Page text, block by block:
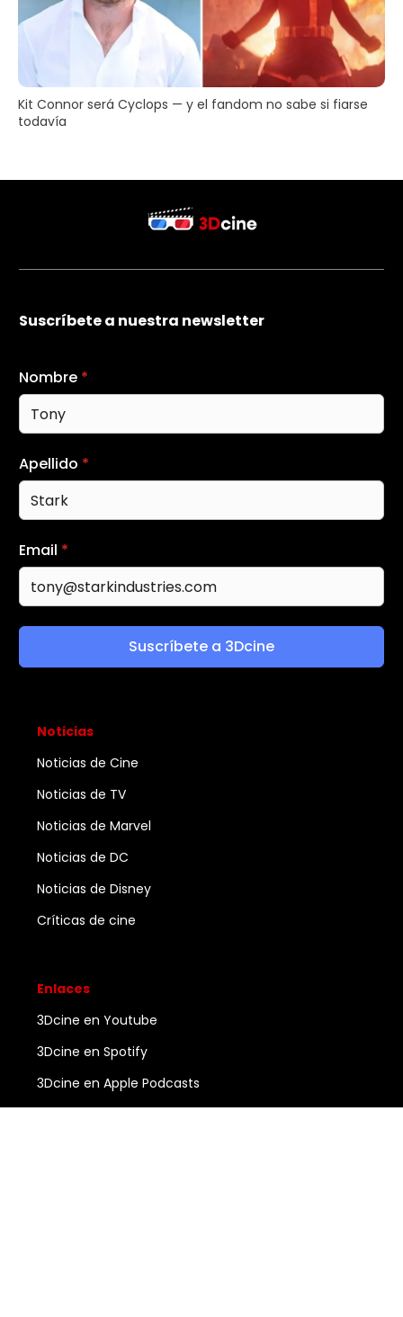
Kit Connor será Cyclops — y el fandom no sabe si fiarse
todavía
Suscríbete a nuestra newsletter
Nombre *
Apellido *
Email *
Suscríbete a 3Dcine
Noticias
Noticias de Cine
Noticias de TV
Noticias de Marvel
Noticias de DC
Noticias de Disney
Críticas de cine
Enlaces
3Dcine en Youtube
3Dcine en Spotify
3Dcine en Apple Podcasts